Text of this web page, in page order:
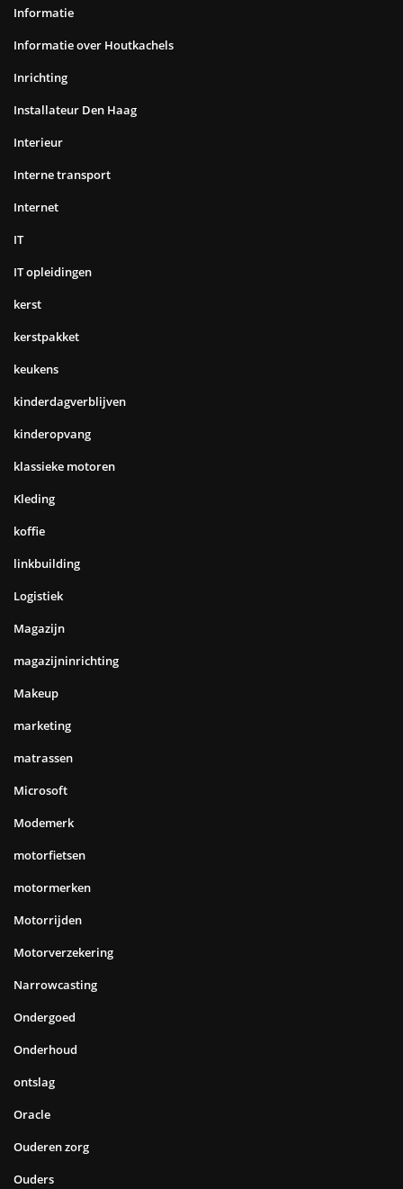
Informatie
Informatie over Houtkachels
Inrichting
Installateur Den Haag
Interieur
Interne transport
Internet
IT
IT opleidingen
kerst
kerstpakket
keukens
kinderdagverblijven
kinderopvang
klassieke motoren
Kleding
koffie
linkbuilding
Logistiek
Magazijn
magazijninrichting
Makeup
marketing
matrassen
Microsoft
Modemerk
motorfietsen
motormerken
Motorrijden
Motorverzekering
Narrowcasting
Ondergoed
Onderhoud
ontslag
Oracle
Ouderen zorg
Ouders